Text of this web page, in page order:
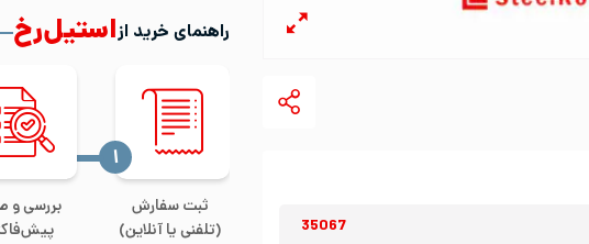
35067
راهنمای خرید ازاستیل‌رخ
ثبت سفارش
(تلفنی یا آنلاین)
‍۱
بررسی و